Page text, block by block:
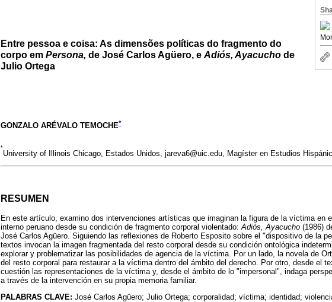
Entre pessoa e coisa: As dimensões políticas do fragmento do
corpo em Persona, de José Carlos Agüero, e Adiós, Ayacucho de
Julio Ortega
GONZALO ARÉVALO TEMOCHE*
*
University of Illinois Chicago, Estados Unidos, jareva6@uic.edu, Magíster en Estudios
RESUMEN
En este artículo, examino dos intervenciones artísticas que imaginan la figura de la víctima en
interno peruano desde su condición de fragmento corporal violentado: Adiós, Ayacucho (1986)
José Carlos Agüero. Siguiendo las reflexiones de Roberto Esposito sobre el "dispositivo de la
textos invocan la imagen fragmentada del resto corporal desde su condición ontológica
explorar y problematizar las posibilidades de agencia de la víctima. Por un lado, la novela de
del resto corporal para restaurar a la víctima dentro del ámbito del derecho. Por otro, desde el
cuestión las representaciones de la víctima y, desde el ámbito de lo "impersonal", indaga
a través de la intervención en su propia memoria familiar.
PALABRAS CLAVE: José Carlos Agüero; Julio Ortega; corporalidad; víctima; identidad;